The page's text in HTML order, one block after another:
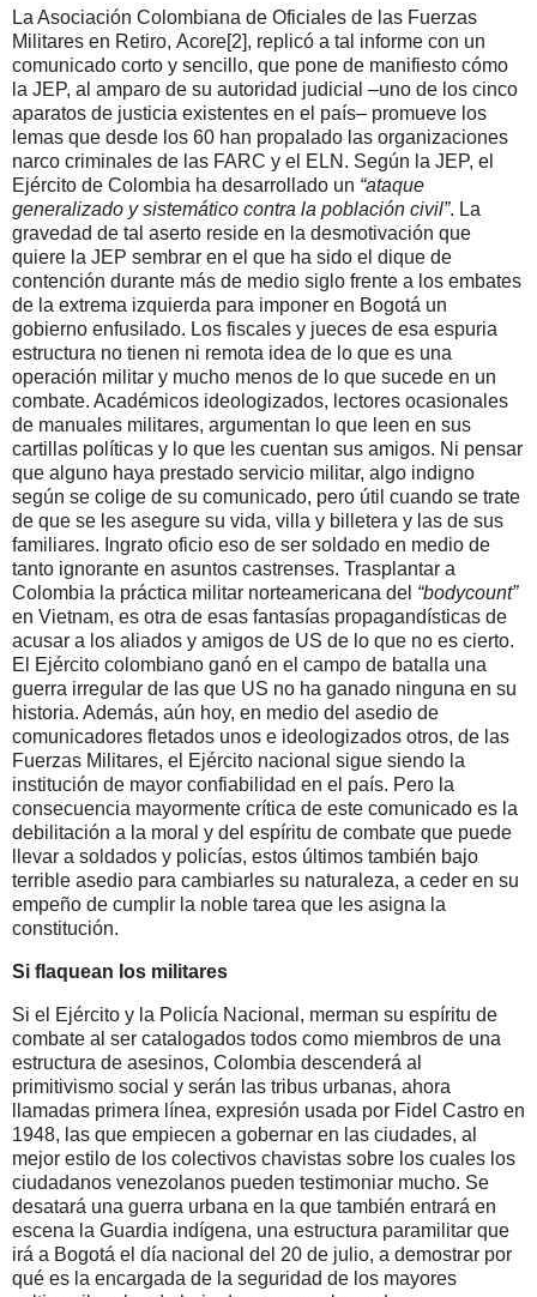
La Asociación Colombiana de Oficiales de las Fuerzas
Militares en Retiro, Acore[2], replicó a tal informe con un
comunicado corto y sencillo, que pone de manifiesto cómo
la JEP, al amparo de su autoridad judicial ‒uno de los cinco
aparatos de justicia existentes en el país‒ promueve los
lemas que desde los 60 han propalado las organizaciones
narco criminales de las FARC y el ELN. Según la JEP, el
Ejército de Colombia ha desarrollado un “ataque
generalizado y sistemático contra la población civil”. La
gravedad de tal aserto reside en la desmotivación que
quiere la JEP sembrar en el que ha sido el dique de
contención durante más de medio siglo frente a los embates
de la extrema izquierda para imponer en Bogotá un
gobierno enfusilado. Los fiscales y jueces de esa espuria
estructura no tienen ni remota idea de lo que es una
operación militar y mucho menos de lo que sucede en un
combate. Académicos ideologizados, lectores ocasionales
de manuales militares, argumentan lo que leen en sus
cartillas políticas y lo que les cuentan sus amigos. Ni pensar
que alguno haya prestado servicio militar, algo indigno
según se colige de su comunicado, pero útil cuando se trate
de que se les asegure su vida, villa y billetera y las de sus
familiares. Ingrato oficio eso de ser soldado en medio de
tanto ignorante en asuntos castrenses. Trasplantar a
Colombia la práctica militar norteamericana del “bodycount”
en Vietnam, es otra de esas fantasías propagandísticas de
acusar a los aliados y amigos de US de lo que no es cierto.
El Ejército colombiano ganó en el campo de batalla una
guerra irregular de las que US no ha ganado ninguna en su
historia. Además, aún hoy, en medio del asedio de
comunicadores fletados unos e ideologizados otros, de las
Fuerzas Militares, el Ejército nacional sigue siendo la
institución de mayor confiabilidad en el país. Pero la
consecuencia mayormente crítica de este comunicado es la
debilitación a la moral y del espíritu de combate que puede
llevar a soldados y policías, estos últimos también bajo
terrible asedio para cambiarles su naturaleza, a ceder en su
empeño de cumplir la noble tarea que les asigna la
constitución.
Si flaquean los militares
Si el Ejército y la Policía Nacional, merman su espíritu de
combate al ser catalogados todos como miembros de una
estructura de asesinos, Colombia descenderá al
primitivismo social y serán las tribus urbanas, ahora
llamadas primera línea, expresión usada por Fidel Castro en
1948, las que empiecen a gobernar en las ciudades, al
mejor estilo de los colectivos chavistas sobre los cuales los
ciudadanos venezolanos pueden testimoniar mucho. Se
desatará una guerra urbana en la que también entrará en
escena la Guardia indígena, una estructura paramilitar que
irá a Bogotá el día nacional del 20 de julio, a demostrar por
qué es la encargada de la seguridad de los mayores